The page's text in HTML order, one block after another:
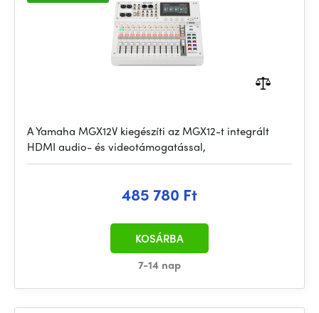
A Yamaha MGX12V kiegészíti az MGX12-t integrált
HDMI audio- és videotámogatással,
485 780 Ft
7-14 nap
KOSÁRBA